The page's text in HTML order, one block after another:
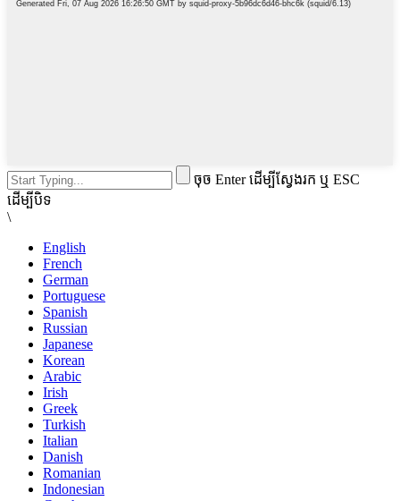
ចុច Enter ដើម្បីស្វែងរក ឬ ESC
ដើម្បីបិទ
\
English
French
German
Portuguese
Spanish
Russian
Japanese
Korean
Arabic
Irish
Greek
Turkish
Italian
Danish
Romanian
Indonesian